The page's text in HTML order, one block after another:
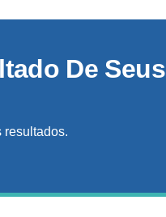
De Seus
resultados.